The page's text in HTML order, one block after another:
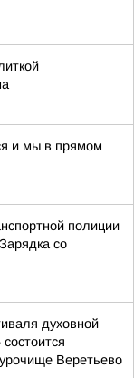
и мы в прямом
полиции
со
духовной
Веретьево